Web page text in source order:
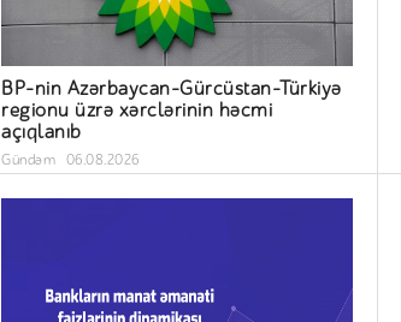
BP-nin Azərbaycan-Gürcüstan-Türkiyə
regionu üzrə xərclərinin həcmi
açıqlanıb
Gündəm 06.08.2026